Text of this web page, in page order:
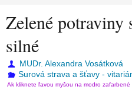
Zelené potraviny
silné
MUDr. Alexandra Vosátková
Surová strava a šťavy -
Ak kliknete ľavou myšou na modro